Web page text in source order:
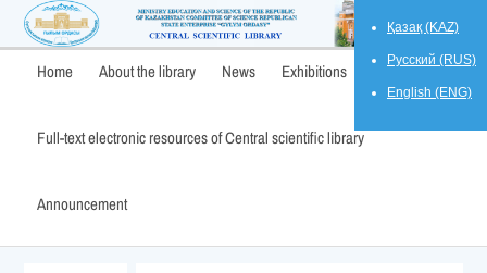
Қазақ (KAZ)
Русский (RUS)
English (ENG)
Home About the library News Exhibitions
Full-text electronic resources of Central scientific library
Announcement